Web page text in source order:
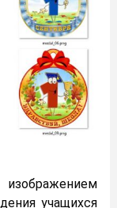
учащихся